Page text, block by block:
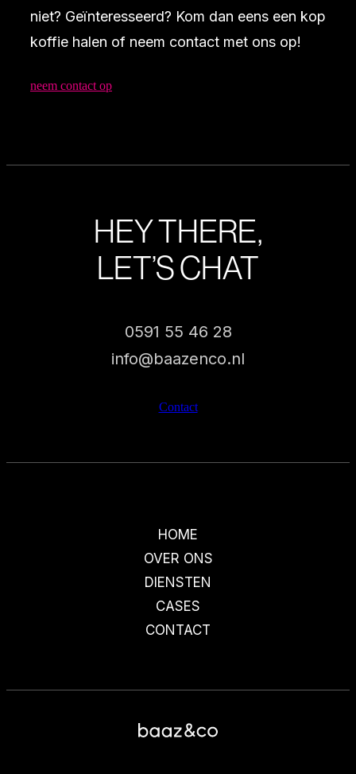
niet? Geïnteresseerd? Kom dan eens een kop
koffie halen of neem contact met ons op!
neem contact op
HEY THERE,
LET’S CHAT
0591 55 46 28
info@baazenco.nl
Contact
HOME
OVER ONS
DIENSTEN
CASES
CONTACT